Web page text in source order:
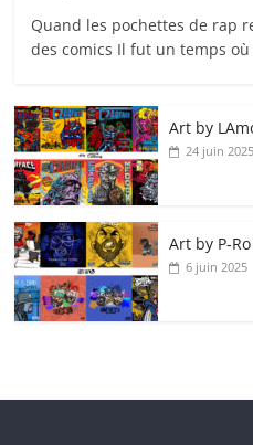
Quand les pochettes de rap
des comics Il fut un temps où
Art by
24 juin 2025
Art by P‑Ro
6 juin 2025